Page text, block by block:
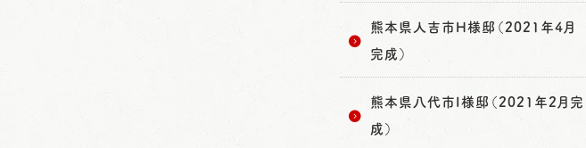
熊本県人吉市H様邸（2021年4月
完成）
熊本県八代市I様邸（2021年2月完
成）